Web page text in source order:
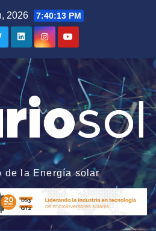
2026 7:40:14 PM
de la Energía solar